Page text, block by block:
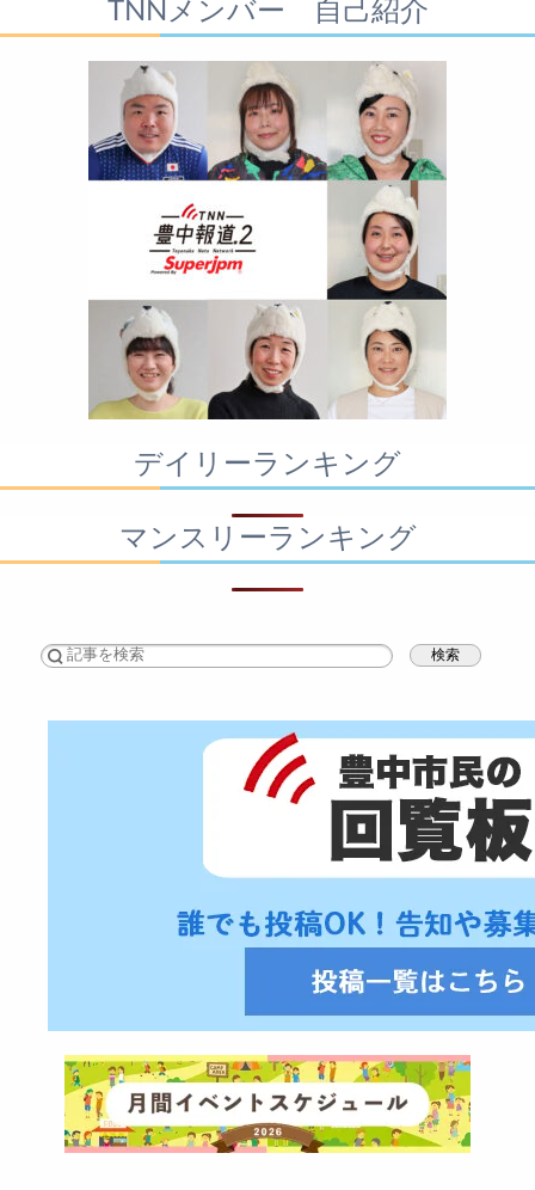
TNNメンバー 自己紹介
デイリーランキング
マンスリーランキング
検索